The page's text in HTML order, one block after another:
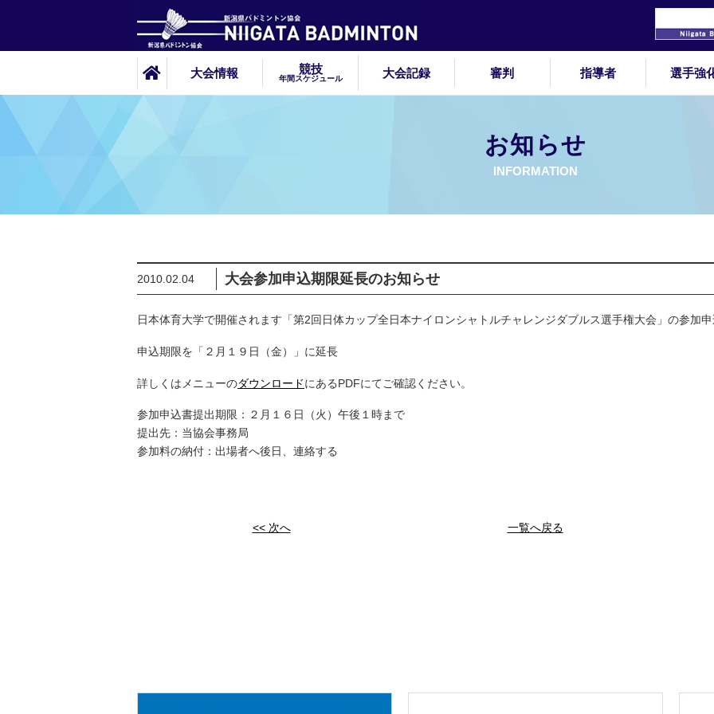
大会情報 競技
年間スケジュール 大会記録 審判 指導者 選手強
お知らせ
INFORMATION
2010.02.04 大会参加申込期限延長のお知らせ
日本体育大学で開催されます「第2回日体カップ全日本ナイロンシャトルチャレンジダブルス選手権大会」の参加
申込期限を「２月１９日（金）」に延長
詳しくはメニューのダウンロードにあるPDFにてご確認ください。
参加申込書提出期限：２月１６日（火）午後１時まで
提出先：当協会事務局
参加料の納付：出場者へ後日、連絡する
<< 次へ 一覧へ戻る